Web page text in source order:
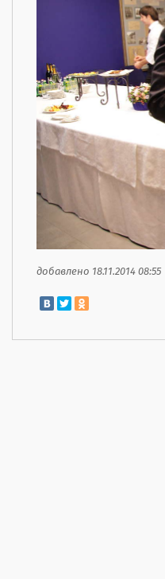
добавлено 18.11.2014 08:55